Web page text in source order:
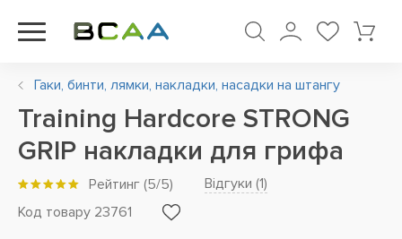
Гаки, бинти, лямки, накладки, насадки на штангу
Training Hardcore STRONG
GRIP накладки для грифа
Рейтинг (5/5) Відгуки (1)
Код товару 23761